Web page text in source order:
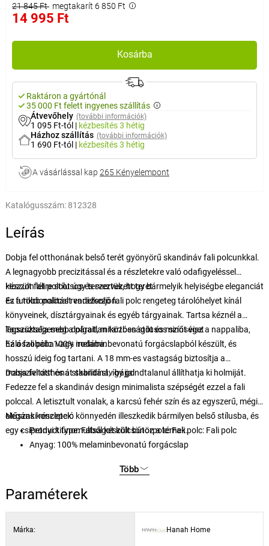
21 845 Ft megtakarít 6 850 Ft
14 995 Ft
Kosárba
Raktáron a gyártónál
35 000 Ft felett ingyenes szállítás
Átvevőhely (további információk)
1 095 Ft-tól | kézbesítés3 hétig
Házhoz szállítás (további információk)
1 690 Ft-tól | kézbesítés3 hétig
A vásárlással kap 265 Kényelempont
Katalógusszám: 812328
Leírás
Dobja fel otthonának belső terét gyönyörű skandináv fali polcunkkal.
A legnagyobb precizitással és a részletekre való odafigyeléssel
készült fali polcot úgy terveztük, hogy bármelyik helyiségbe eleganciát
és funkcionalitást varázsoljon.
Hozzon létre stílusos és szervezett teret
Ez a több polccal rendelkező fali polc rengeteg tárolóhelyet kínál
könyveinek, dísztárgyainak és egyéb tárgyainak. Tartsa kéznél a
legszükségesebb dolgait, miközben stílusos színt visz a nappaliba,
hálószobába vagy irodába.
Tapasztalja meg a páratlan tartósságot és minőséget
Ez a fali polc 100% melaminbevonatú forgácslapból készült, és
hosszú ideig fog tartani. A 18 mm-es vastagság biztosítja a
masszivitást és a stabilitást, így gondtalanul állíthatja ki holmiját.
Dobja fel otthonát skandináv bájjal
Fedezze fel a skandináv design minimalista szépségét ezzel a fali
polccal. A letisztult vonalak, a karcsú fehér szín és az egyszerű, mégis
elegáns koncepció könnyedén illeszkedik bármilyen belső stílusba, és
egy csipetnyi kifinomultságot kölcsönöz a térnek.
Műszaki részletek:
Product type: Fából készült bútorpolc: Fali polc: Fali polc
Anyag: 100% melaminbevonatú forgácslap
Fali polc mérete: Magasság: 109 cm, mélység: 29,6 cm
A falhoz rögzíthető az extra stabilitás érdekében
Számos polc a bőséges tárolóhelyért
Több
Paraméterek
Márka: Hanah Home